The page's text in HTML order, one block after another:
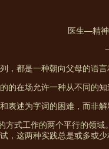
医生—精
，都是一种朝向父母的语
的在场允许一种从不同的
表述为字词的困难，而非
式工作的两个平行的领域
，这两种实践总是或多或